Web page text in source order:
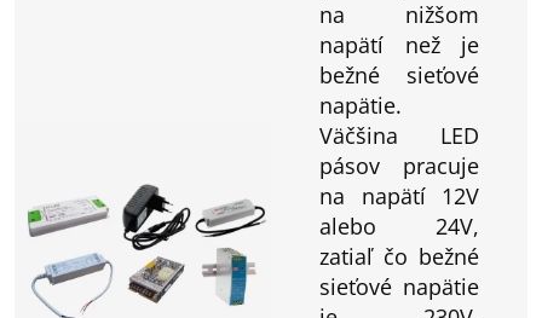
na nižšom
napätí než je
bežné sieťové
napätie.
Väčšina LED
pásov pracuje
na napätí 12V
alebo 24V,
zatiaľ čo bežné
sieťové napätie